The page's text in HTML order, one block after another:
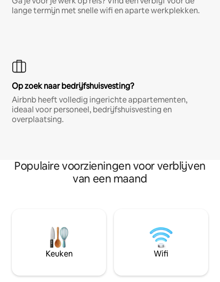
lange termijn met snelle wifi en aparte werkplekken.
Op zoek naar bedrijfshuisvesting?
Airbnb heeft volledig ingerichte appartementen,
ideaal voor personeel, bedrijfshuisvesting en
overplaatsing.
Populaire voorzieningen voor verblijven
van een maand
Keuken Wifi